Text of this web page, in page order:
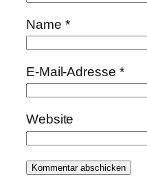
Name *
E-Mail-Adresse *
Website